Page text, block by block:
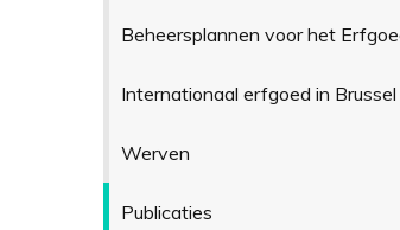
Beheersplannen voor het
Internationaal erfgoed in Brussel
Werven
Publicaties